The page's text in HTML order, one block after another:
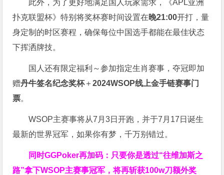
此外，为了更好地满足国人玩家需求，《APL亚洲
扑克联盟杯》特别将奖杯赛时间设置在晚21:00开打，量
身定制的时区赛程，确保每位中国选手都能在最佳状态
下挥洒牌技。
国人还有限定福利～参加指定生肖赛事，夺冠即加
赠丹牛签名纪念奖杯＋2024WSOP线上金手链赛事门
票。
WSOP主赛事将从7月3日开跑，并于7月17日诞生
最新的世界冠军，如果你有梦，千万别错过。
同时GGPoker再加码：只要你是透过“往维加斯之
路”拿下WSOP主赛事冠军，将再斩获100w刀额外奖